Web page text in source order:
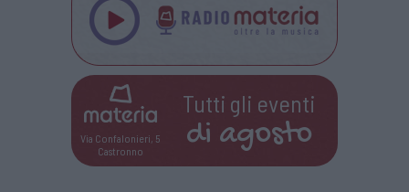
Via Confalonieri, 5
Castronno
Tutti gli eventi
di agosto